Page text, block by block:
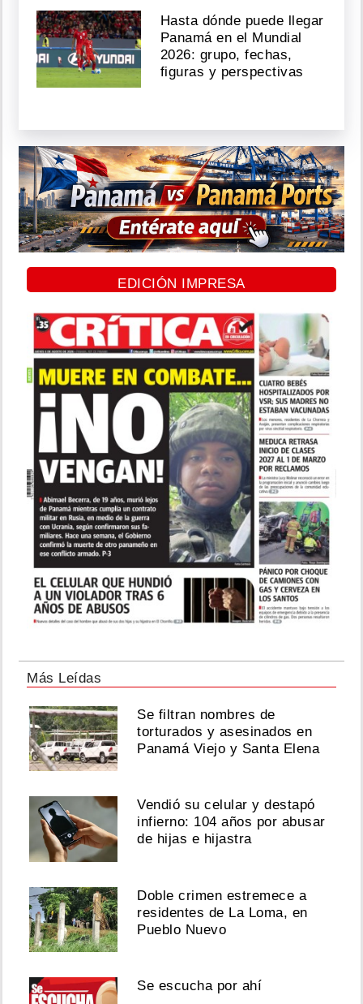
Hasta dónde puede llegar
Panamá en el Mundial
2026: grupo, fechas,
figuras y perspectivas
EDICIÓN IMPRESA
Más Leídas
Se filtran nombres de
torturados y asesinados en
Panamá Viejo y Santa Elena
Vendió su celular y destapó
infierno: 104 años por abusar
de hijas e hijastra
Doble crimen estremece a
residentes de La Loma, en
Pueblo Nuevo
Se escucha por ahí